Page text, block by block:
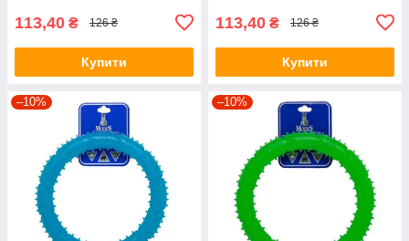
113,40 ₴ 126 ₴
Купити
113,40 ₴ 126 ₴
Купити
–10% –10%